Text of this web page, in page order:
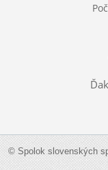
© Spolok slovenských